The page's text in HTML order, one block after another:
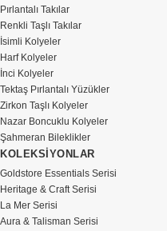
Pırlantalı Takılar
Renkli Taşlı Takılar
İsimli Kolyeler
Harf Kolyeler
İnci Kolyeler
Tektaş Pırlantalı Yüzükler
Zirkon Taşlı Kolyeler
Nazar Boncuklu Kolyeler
Şahmeran Bileklikler
KOLEKSİYONLAR
Goldstore Essentials Serisi
Heritage & Craft Serisi
La Mer Serisi
Aura & Talisman Serisi